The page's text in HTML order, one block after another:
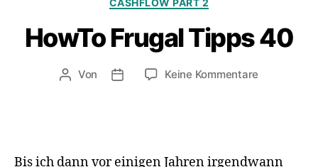
HowTo Frugal Tipps 40
Beitragsautor
Von Veröffentlichungsdatum
Keine Kommentare
Bis ich dann vor einigen Jahren irgendwann